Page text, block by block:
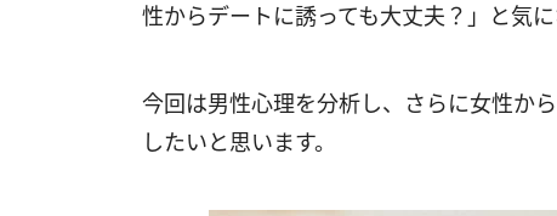
性からデートに誘っても大丈夫？」と気
今回は男性心理を分析し、さらに女性か
したいと思います。